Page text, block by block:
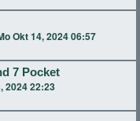
Okt 14, 2024 06:57
7 Pocket
2024 22:23